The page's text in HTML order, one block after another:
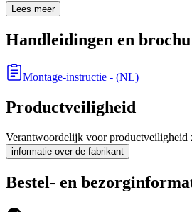
Lees meer
Handleidingen en
Montage-instructie - (NL)
Productveiligheid
Verantwoordelijk voor productveiligheid
informatie over de fabrikant
Bestel- en